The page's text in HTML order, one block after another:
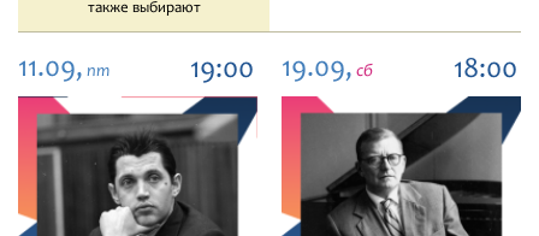
также выбирают
11.09, пт 19:00 19.09, сб 18:00